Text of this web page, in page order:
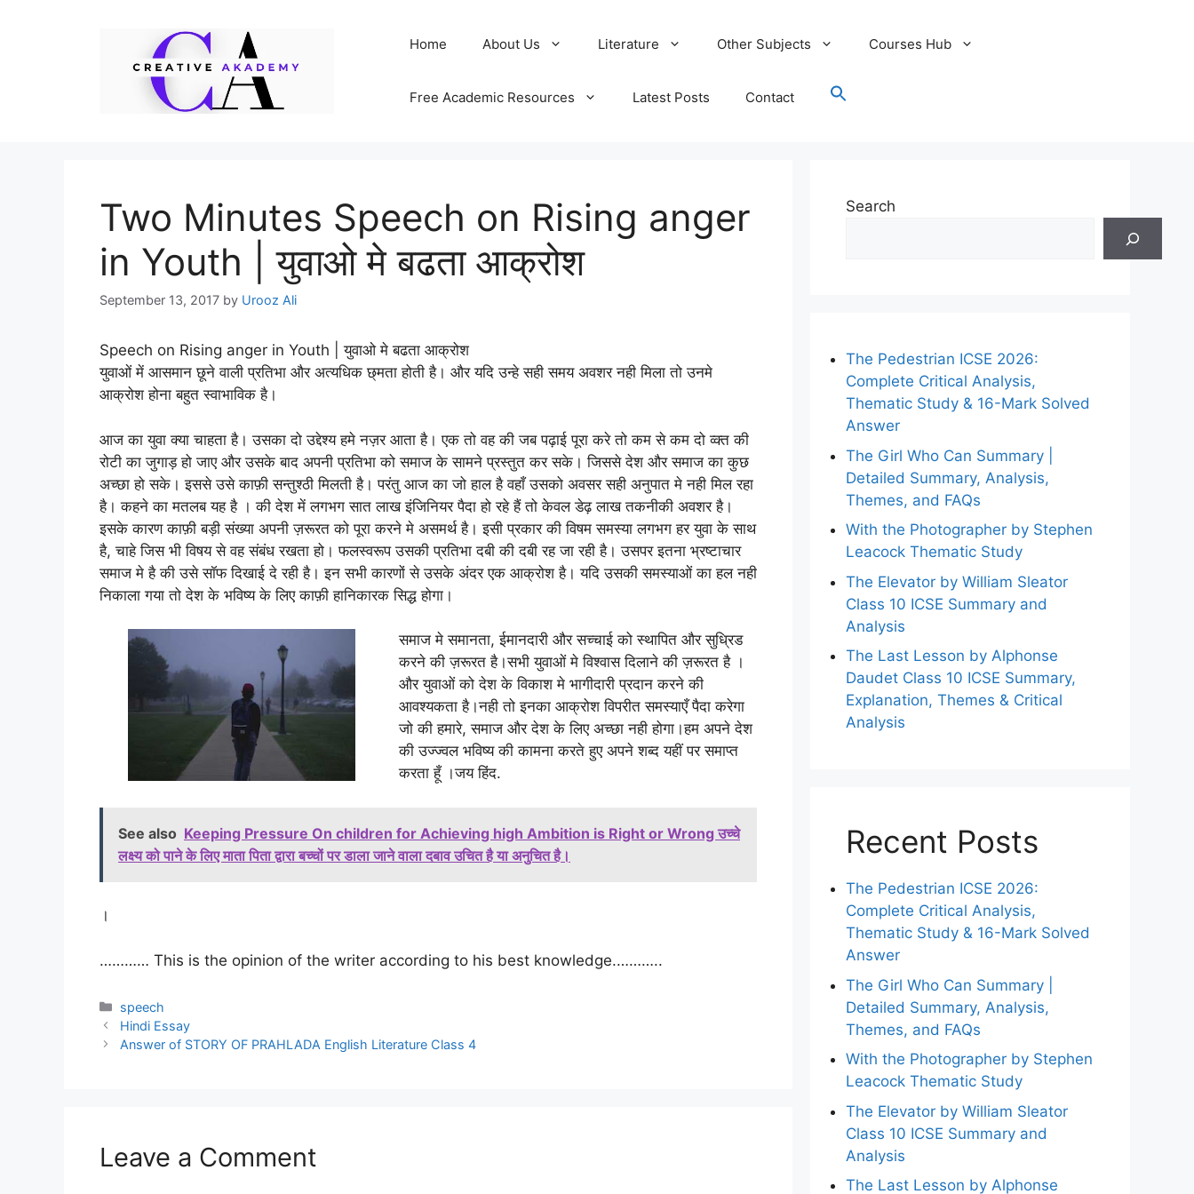
Home About Us Literature Other Subjects Courses Hub
Free Academic Resources Latest Posts Contact
Two Minutes Speech on Rising anger
in Youth | युवाओ मे बढता आक्रोश
September 13, 2017 by Urooz Ali
Speech on Rising anger in Youth | युवाओ मे बढता आक्रोश
युवाओं में आसमान छूने वाली प्रतिभा और अत्यधिक छ्मता होती है। और यदि उन्हे सही समय अवशर नही मिला तो उनमे
आक्रोश होना बहुत स्वाभाविक है।
आज का युवा क्या चाहता है। उसका दो उद्देश्य हमे नज़र आता है। एक तो वह की जब पढ़ाई पूरा करे तो कम से कम दो व्क्त की
रोटी का जुगाड़ हो जाए और उसके बाद अपनी प्रतिभा को समाज के सामने प्रस्तुत कर सके। जिससे देश और समाज का कुछ
अच्छा हो सके। इससे उसे काफ़ी सन्तुश्ठी मिलती है। परंतु आज का जो हाल है वहाँ उसको अवसर सही अनुपात मे नही मिल रहा
है। कहने का मतलब यह है । की देश में लगभग सात लाख इंजिनियर पैदा हो रहे हैं तो केवल डेढ़ लाख तकनीकी अवशर है।
इसके कारण काफ़ी बड़ी संख्या अपनी ज़रूरत को पूरा करने मे असमर्थ है। इसी प्रकार की विषम समस्या लगभग हर युवा के साथ
है, चाहे जिस भी विषय से वह संबंध रखता हो। फलस्वरूप उसकी प्रतिभा दबी की दबी रह जा रही है। उसपर इतना भ्रष्टाचार
समाज मे है की उसे सॉफ दिखाई दे रही है। इन सभी कारणों से उसके अंदर एक आक्रोश है। यदि उसकी समस्याओं का हल नही
निकाला गया तो देश के भविष्य के लिए काफ़ी हानिकारक सिद्ध होगा।
समाज मे समानता, ईमानदारी और सच्चाई को स्थापित और सुध्रिड
करने की ज़रूरत है।सभी युवाओं मे विश्वास दिलाने की ज़रूरत है ।
और युवाओं को देश के विकाश मे भागीदारी प्रदान करने की
आवश्यकता है।नही तो इनका आक्रोश विपरीत समस्याएँ पैदा करेगा
जो की हमारे, समाज और देश के लिए अच्छा नही होगा।हम अपने देश
की उज्ज्वल भविष्य की कामना करते हुए अपने शब्द यहीं पर समाप्त
करता हूँ ।जय हिंद.
See also Keeping Pressure On children for Achieving high Ambition is Right or Wrong उच्चे
लक्ष्य को पाने के लिए माता पिता द्वारा बच्चों पर डाला जाने वाला दबाव उचित है या अनुचित है।
।
………… This is the opinion of the writer according to his best knowledge.………..
Categories
speech
Hindi Essay
Answer of STORY OF PRAHLADA English Literature Class 4
Leave a Comment
Search
The Pedestrian ICSE 2026:
Complete Critical Analysis,
Thematic Study & 16-Mark Solved
Answer
The Girl Who Can Summary |
Detailed Summary, Analysis,
Themes, and FAQs
With the Photographer by Stephen
Leacock Thematic Study
The Elevator by William Sleator
Class 10 ICSE Summary and
Analysis
The Last Lesson by Alphonse
Daudet Class 10 ICSE Summary,
Explanation, Themes & Critical
Analysis
Recent Posts
The Pedestrian ICSE 2026:
Complete Critical Analysis,
Thematic Study & 16-Mark Solved
Answer
The Girl Who Can Summary |
Detailed Summary, Analysis,
Themes, and FAQs
With the Photographer by Stephen
Leacock Thematic Study
The Elevator by William Sleator
Class 10 ICSE Summary and
Analysis
The Last Lesson by Alphonse